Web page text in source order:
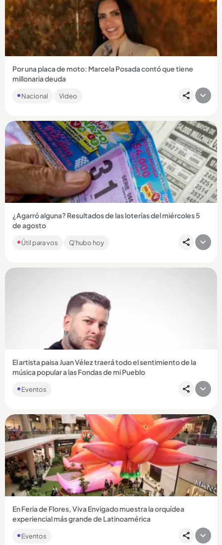
Compartir Noticia
Por una placa de moto: Marcela Posada contó que tiene
millonaria deuda
La actriz de ‘Betty la fea’ y de ‘En los tacones de Eva’ relató el
horror por el que ella y su familia están pasando por...
Nacional Video
Compartir Noticia
¿Agarró alguna? Resultados de las loterías del miércoles 5
de agosto
favoritos, revise a continuación los números que cayeron: ¡la
Útil para vos Q'hubo hoy
Compartir Noticia
El artista paisa Juan Vélez traerá todo el sentimiento de la
música popular a las Fondas de mi Pueblo
Eventos
Compartir Noticia
En Feria de Flores, Viva Envigado muestra la orquídea
experiencial más grande de Latinoamérica
Eventos